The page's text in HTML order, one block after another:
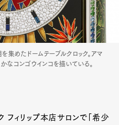
集めたドームテーブルクロック。アマ
なコンゴウインコを描いている。
フィリップ本店サロンで「希少